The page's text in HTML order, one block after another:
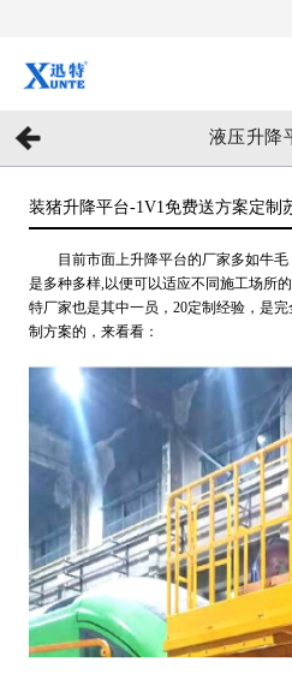
液压升降
装猪升降平台-1V1免费送方案定制
目前市面上升降平台的厂家多如牛
是多种多样,以便可以适应不同施工场所
特厂家也是其中一员，20定制经验，是
制方案的，来看看：